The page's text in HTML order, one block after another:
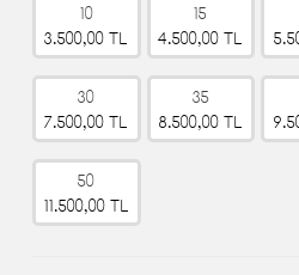
10
3.500,00 TL
15
4.500,00 TL
30
7.500,00 TL
35
8.500,00 TL
50
11.500,00 TL